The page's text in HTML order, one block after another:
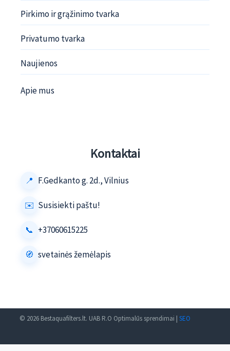
Pirkimo ir grąžinimo tvarka
Privatumo tvarka
Naujienos
Apie mus
Kontaktai
F.Gedkanto g. 2d., Vilnius
Susisiekti paštu!
+37060615225
svetainės žemėlapis
© 2026 Bestaquafilters.lt. UAB R.O Optimalūs sprendimai | SEO